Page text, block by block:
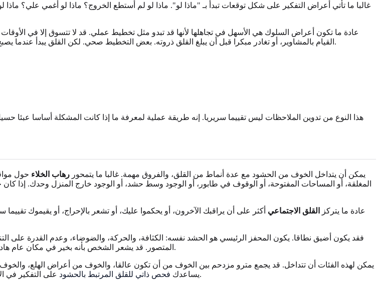
غالبا ما تأتي أعراض التفكير على شكل توقعات تبدأ بـ "ماذا لو". ماذا لو لم أستطع الخروج؟ ماذا لو أغمي علي؟
عادة ما تكون أعراض السلوك هي الأسهل في تجاهلها لأنها قد تبدو مثل تخطيط عملي. قد لا تتسوق إلا في
القيام بالمشاوير، أو تغادر مبكرا قبل أن يبلغ القلق ذروته. بعض التخطيط صحي. لكن القلق يبدأ عندما يصبح التجنب جامدا ويبدأ في تقييد العمل، أو العلاقات، أو الدراسة، أو السفر، أو المهام الأساسية.
هذا النوع من تدوين الملاحظات ليس تقييما سريريا. إنه طريقة عملية لمعرفة ما إذا كانت المشكلة أساسا عبئا
يمكن أن يتداخل الخوف من الحشود مع عدة أنماط من القلق، والفروق مهمة. غالبا ما يتمحور رهاب الخلاء حول
المغلقة، أو المساحات المفتوحة، أو الوقوف في طابور، أو الوجود وسط حشد، أو الوجود خارج المنزل وحدك.
عادة ما يتركز القلق الاجتماعي أكثر على أن يراقبك الآخرون، أو يحكموا عليك، أو تشعر بالإحراج، أو يقيموك
المتصور. قد يشعر الشخص بأنه بخير في مكان عام هادئ، لكنه يتضايق في مهرجان مزدحم، أو مركز تجاري، أو طابور في المطار، أو رصيف قطار.
يمكن لهذه الفئات أن تتداخل. قد يجمع مترو مزدحم بين الخوف من أن تكون عالقا، والخوف من أعراض الهلع،
يساعدك فحص ذاتي للقلق المرتبط بالحشود على التفكير في الأماكن العامة، والحشود، وأحاسيس الهلع، والتجنب من دون التعامل مع النتيجة كإجابة نهائية.